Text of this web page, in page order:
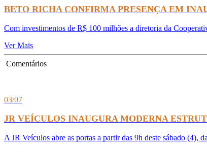
BETO RICHA CONFIRMA PRESENÇA EM
Com investimentos de R$ 100 milhões a diretoria da
Ver Mais
Comentários
03/07
JR VEÍCULOS INAUGURA MODERNA
A JR Veículos abre as portas a partir das 9h deste sábado (4),